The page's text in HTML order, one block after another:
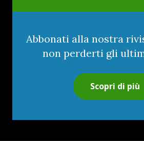
Abbonati alla nostra
non perderti gli
Scopri di più